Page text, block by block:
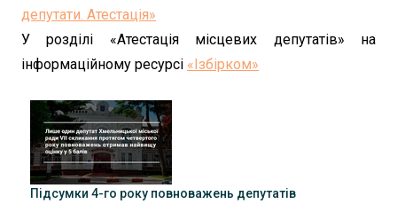
депутати. Атестація»
У розділі «Атестація місцевих депутатів» на
інформаційному ресурсі «Ізбірком»
Підсумки 4-го року повноважень депутатів